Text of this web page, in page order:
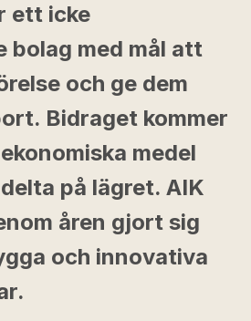
ett icke
bolag med mål att
och ge dem
Bidraget kommer
medel
på lägret. AIK
åren gjort sig
och innovativa